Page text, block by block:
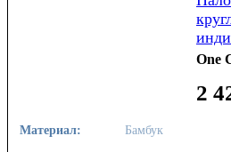
One
2
Материал: Бамбук